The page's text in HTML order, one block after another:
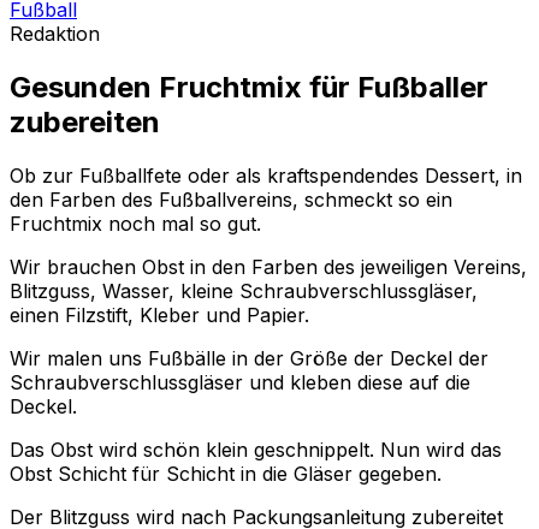
Fußball
Redaktion
Gesunden Fruchtmix für Fußballer
zubereiten
Ob zur Fußballfete oder als kraftspendendes Dessert, in
den Farben des Fußballvereins, schmeckt so ein
Fruchtmix noch mal so gut.
Wir brauchen Obst in den Farben des jeweiligen Vereins,
Blitzguss, Wasser, kleine Schraubverschlussgläser,
einen Filzstift, Kleber und Papier.
Wir malen uns Fußbälle in der Größe der Deckel der
Schraubverschlussgläser und kleben diese auf die
Deckel.
Das Obst wird schön klein geschnippelt. Nun wird das
Obst Schicht für Schicht in die Gläser gegeben.
Der Blitzguss wird nach Packungsanleitung zubereitet